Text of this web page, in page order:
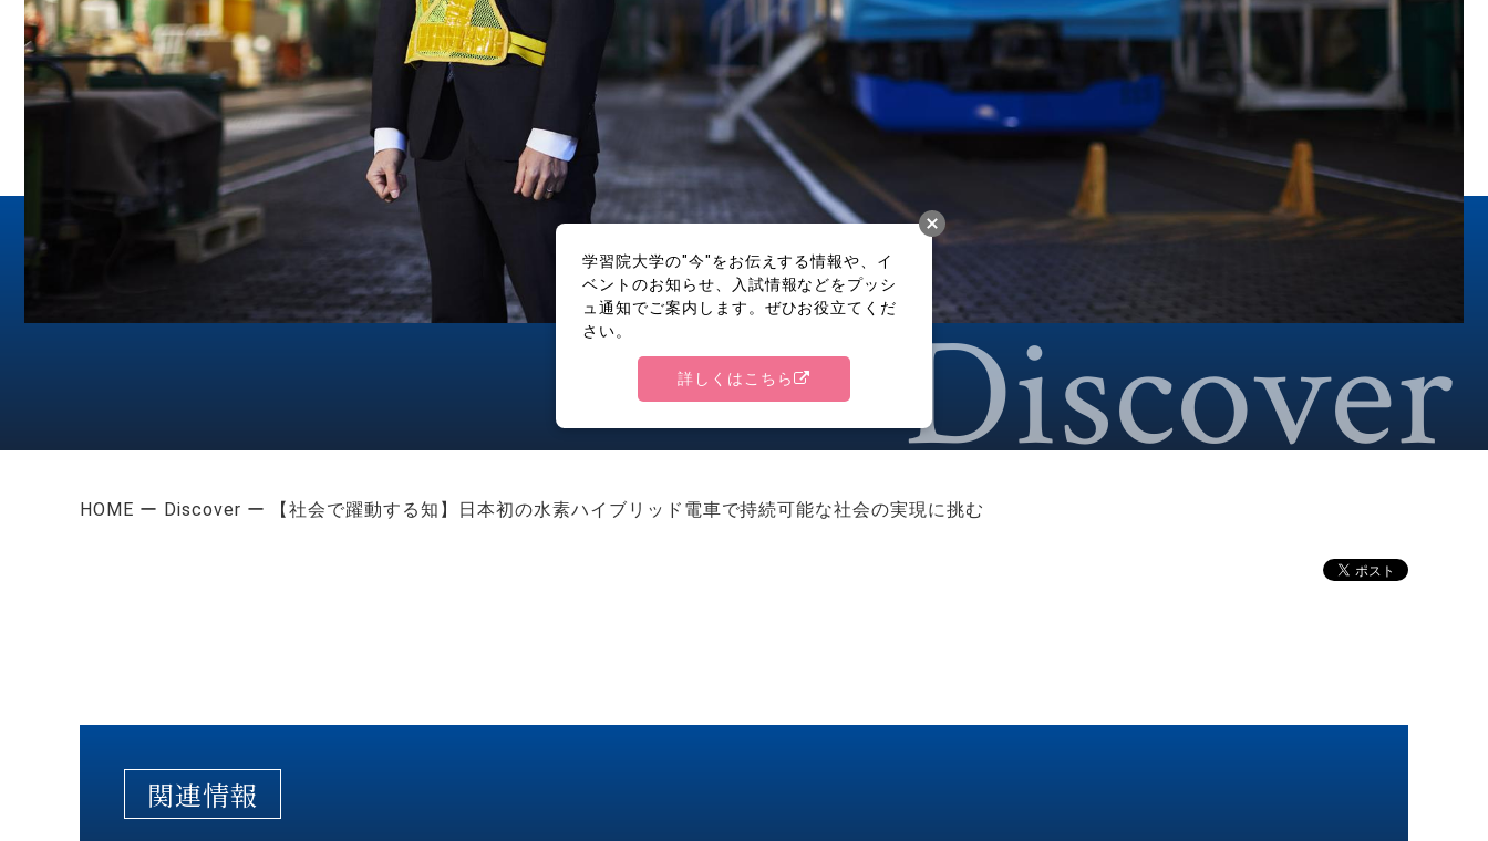
HOME Discover 【社会で躍動する知】日本初の水素ハイブリッド電車で持続可能な社会の実現に挑む
関連情報
学習院大学の"今"をお伝えする情報や、イ
ベントのお知らせ、入試情報などをプッシ
ュ通知でご案内します。ぜひお役立てくだ
さい。
詳しくはこちら